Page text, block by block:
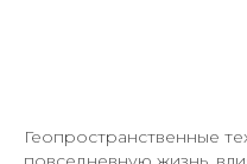
Геопространственные